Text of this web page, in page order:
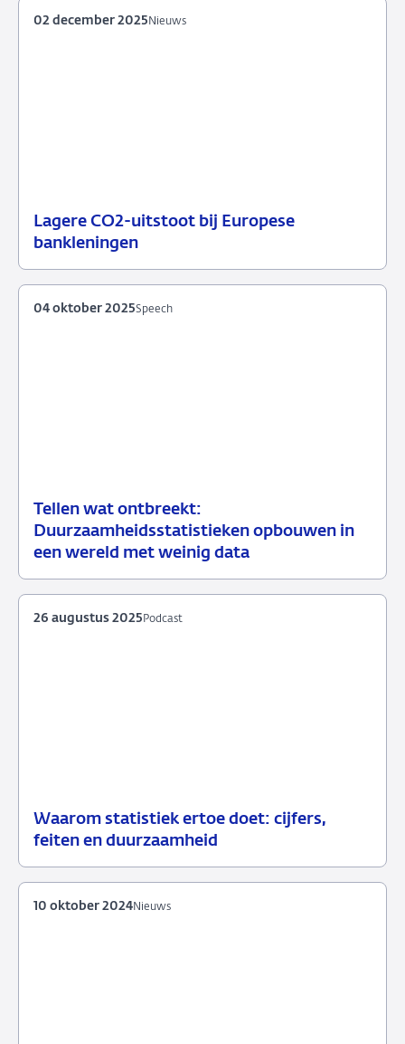
Lagere CO2-uitstoot bij Europese
bankleningen
02
Nieuws
Nieuws
02 december 2025
Tellen wat ontbreekt:
Duurzaamheidsstatistieken opbouwen in
een wereld met weinig data
04
oktober
Speech
Speech
04 oktober 2025
Waarom statistiek ertoe doet: cijfers,
feiten en duurzaamheid
26
Podcast
Podcast
26 augustus 2025
Nieuws
10 oktober 2024